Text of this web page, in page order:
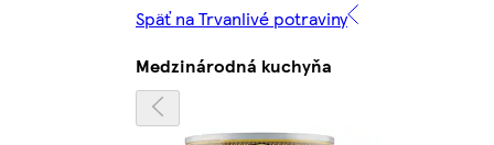
Späť na Trvanlivé potraviny
Medzinárodná kuchyňa